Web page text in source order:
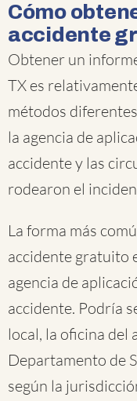
Cómo
accidente
Obtener un
TX es
métodos
la agencia de
accidente y las
rodearon el
La forma más
accidente gratuito
agencia de
accidente. Podría
local, la oficina del
Departamento de
según la